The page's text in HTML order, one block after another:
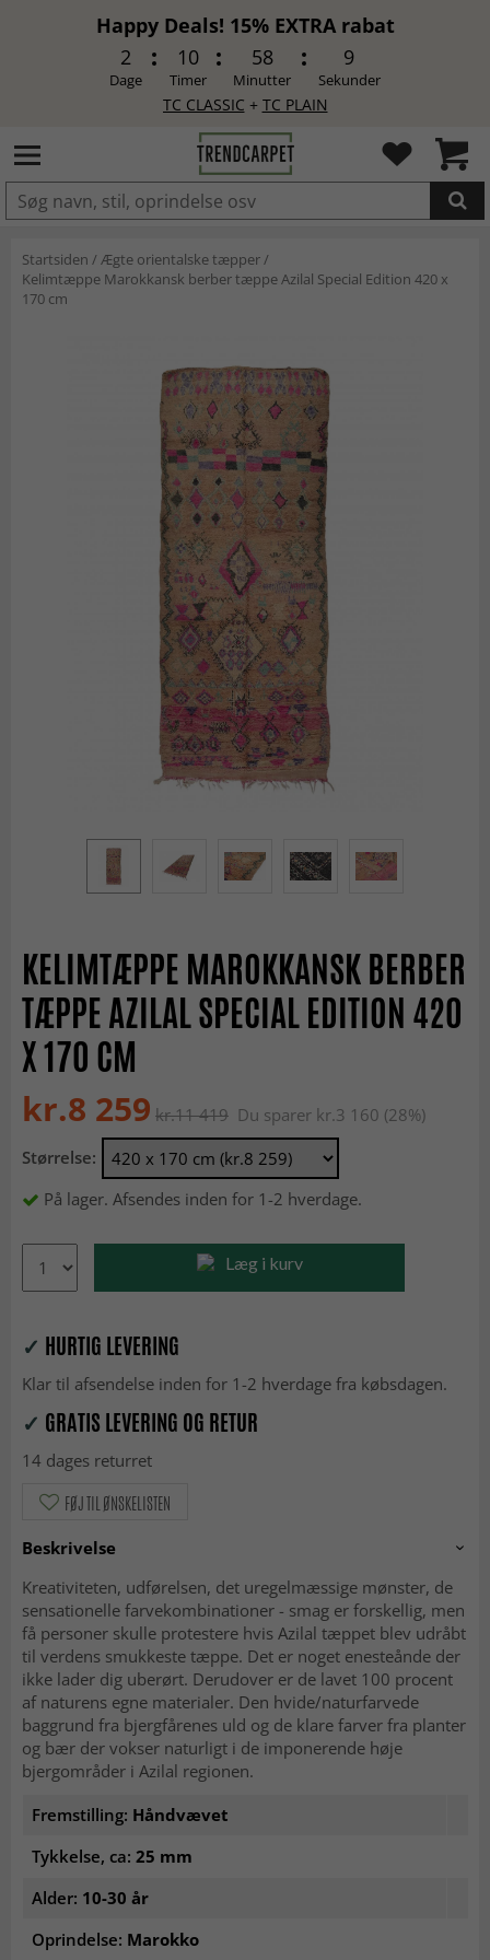
Happy Deals! 15% EXTRA rabat
2
Dage
10
Timer
58
Minutter
9
Sekunder
TC CLASSIC + TC PLAIN
LAGT I INDKØBSKURVEN.
Startsiden /Ægte orientalske tæpper/
Kelimtæppe Marokkansk berber tæppe Azilal Special Edition 420 x
170 cm
KELIMTÆPPE MAROKKANSK BERBER
TÆPPE AZILAL SPECIAL EDITION 420
X 170 CM
kr.8 259 kr.11 419 Du sparer kr.3 160 (28%)
Størrelse:
På lager. Afsendes inden for 1-2 hverdage.
Læg i kurv
✓ HURTIG LEVERING
Klar til afsendelse inden for 1-2 hverdage fra købsdagen.
✓ GRATIS LEVERING OG RETUR
14 dages returret
FØJ TIL ØNSKELISTEN
Beskrivelse
Kreativiteten, udførelsen, det uregelmæssige mønster, de
sensationelle farvekombinationer - smag er forskellig, men
få personer skulle protestere hvis Azilal tæppet blev udråbt
til verdens smukkeste tæppe. Det er noget enesteånde der
ikke lader dig uberørt. Derudover er de lavet 100 procent
af naturens egne materialer. Den hvide/naturfarvede
baggrund fra bjergfårenes uld og de klare farver fra planter
og bær der vokser naturligt i de imponerende høje
bjergområder i Azilal regionen.
Fremstilling: Håndvævet
Tykkelse, ca: 25 mm
Alder: 10-30 år
Oprindelse: Marokko